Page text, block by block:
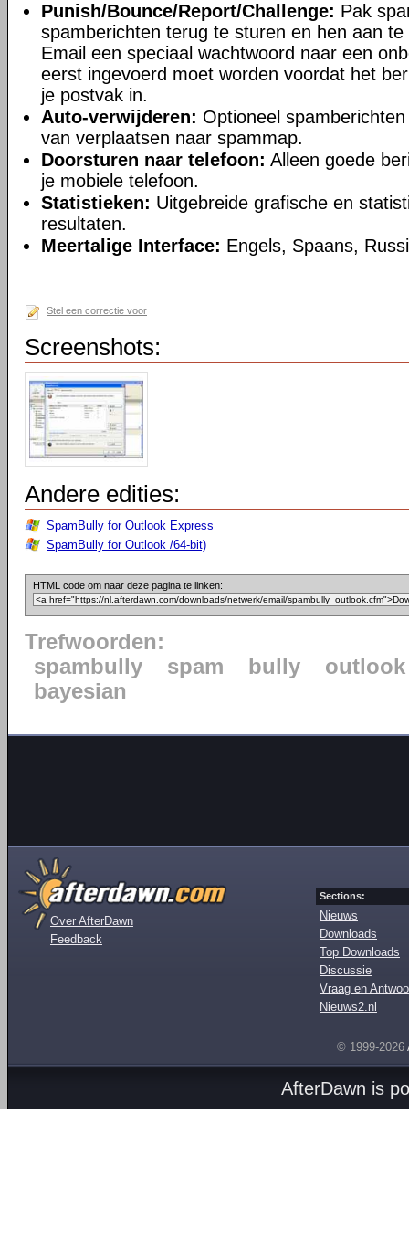
Punish/Bounce/Report/Challenge: Pak
spamberichten terug te sturen en hen aan
Email een speciaal wachtwoord naar een
eerst ingevoerd moet worden voordat het
je postvak in.
Auto-verwijderen: Optioneel
van verplaatsen naar spammap.
Doorsturen naar telefoon: Alleen goede
je mobiele telefoon.
Statistieken: Uitgebreide grafische en
resultaten.
Meertalige Interface: Engels, Spaans,
Stel een correctie voor
Screenshots:
Andere edities:
SpamBully for Outlook Express
SpamBully for Outlook /64-bit)
HTML code om naar deze pagina te linken:
Trefwoorden:
spambully
spam bully
outlook
bayesian
Over AfterDawn
Feedback
Sections:
Nieuws
Downloads
Top Downloads
Discussie
Vraag en
Nieuws2.nl
© 1999-2026
AfterDawn is